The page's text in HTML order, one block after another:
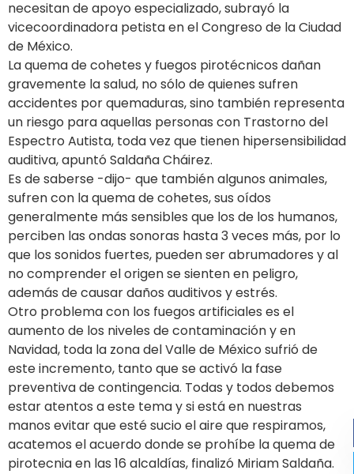
necesitan de apoyo especializado, subrayó la
vicecoordinadora petista en el Congreso de la Ciudad
de México.
La quema de cohetes y fuegos pirotécnicos dañan
gravemente la salud, no sólo de quienes sufren
accidentes por quemaduras, sino también representa
un riesgo para aquellas personas con Trastorno del
Espectro Autista, toda vez que tienen hipersensibilidad
auditiva, apuntó Saldaña Cháirez.
Es de saberse -dijo- que también algunos animales,
sufren con la quema de cohetes, sus oídos
generalmente más sensibles que los de los humanos,
perciben las ondas sonoras hasta 3 veces más, por lo
que los sonidos fuertes, pueden ser abrumadores y al
no comprender el origen se sienten en peligro,
además de causar daños auditivos y estrés.
Otro problema con los fuegos artificiales es el
aumento de los niveles de contaminación y en
Navidad, toda la zona del Valle de México sufrió de
este incremento, tanto que se activó la fase
preventiva de contingencia. Todas y todos debemos
estar atentos a este tema y si está en nuestras
manos evitar que esté sucio el aire que respiramos,
acatemos el acuerdo donde se prohíbe la quema de
pirotecnia en las 16 alcaldías, finalizó Miriam Saldaña.